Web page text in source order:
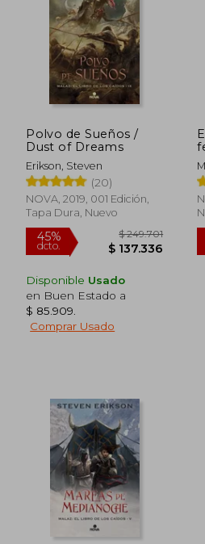
45%
dcto.
$ 183.799
$ 101.090
45%
dcto. $ 137.336
Polvo de Sueños /
Dust of Dreams
Erikson, Steven
(20)
NOVA, 2019, 001 Edición,
Tapa Dura, Nuevo
Disponible Usado
en Buen Estado a
$ 85.909
Comprar Usado